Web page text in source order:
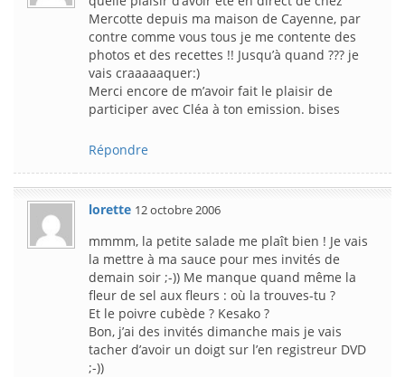
Mercotte depuis ma maison de Cayenne, par
contre comme vous tous je me contente des
photos et des recettes !! Jusqu’à quand ??? je
vais craaaaaquer:)
Merci encore de m’avoir fait le plaisir de
participer avec Cléa à ton emission. bises
Répondre
lorette 12 octobre 2006
mmmm, la petite salade me plaît bien ! Je vais
la mettre à ma sauce pour mes invités de
demain soir ;-)) Me manque quand même la
fleur de sel aux fleurs : où la trouves-tu ?
Et le poivre cubède ? Kesako ?
Bon, j’ai des invités dimanche mais je vais
tacher d’avoir un doigt sur l’en registreur DVD
;-))